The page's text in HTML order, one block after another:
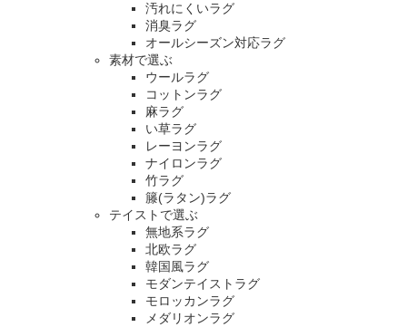
汚れにくいラグ
消臭ラグ
オールシーズン対応ラグ
素材で選ぶ
ウールラグ
コットンラグ
麻ラグ
い草ラグ
レーヨンラグ
ナイロンラグ
竹ラグ
籐(ラタン)ラグ
テイストで選ぶ
無地系ラグ
北欧ラグ
韓国風ラグ
モダンテイストラグ
モロッカンラグ
メダリオンラグ